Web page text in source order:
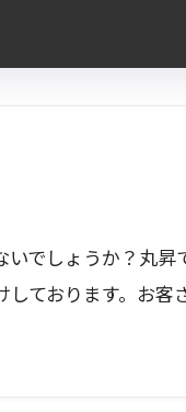
でしょうか？丸昇
ております。お客